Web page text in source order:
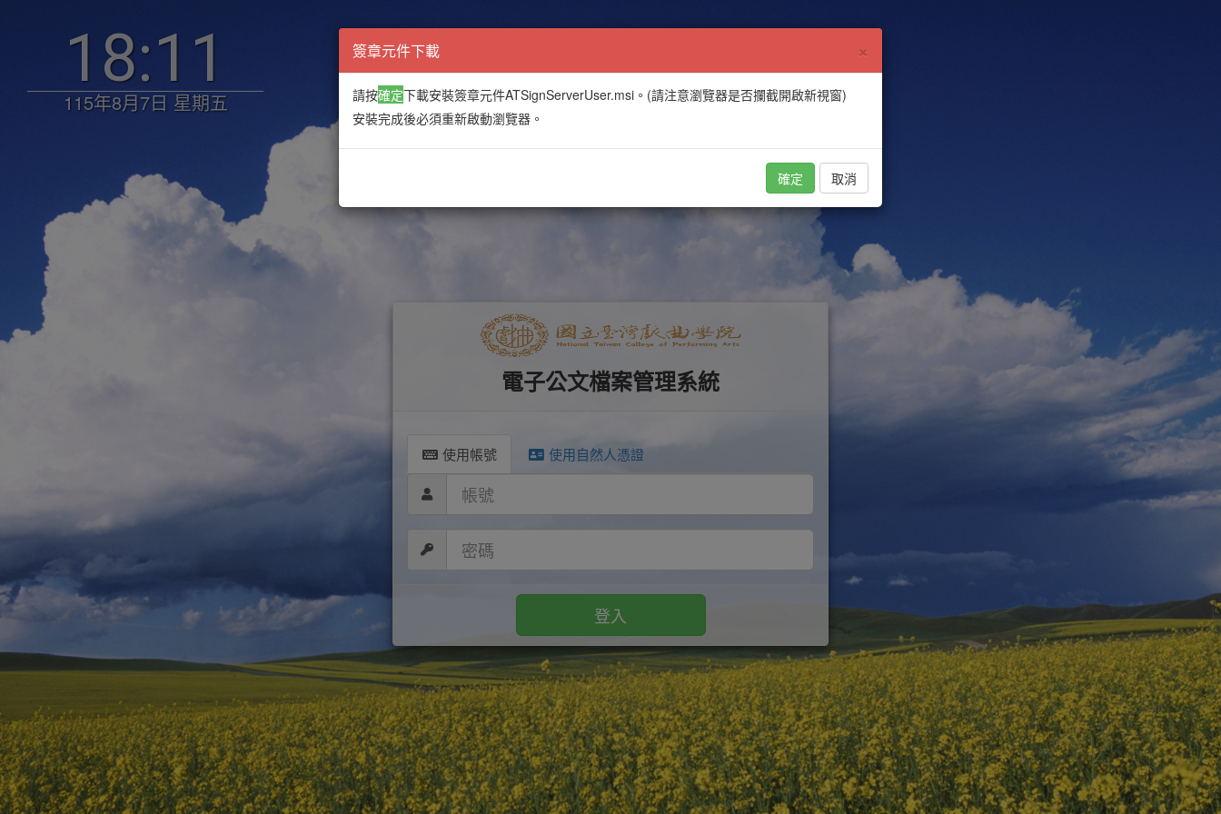
18:11
115年8月7日 星期五
電子公文檔案管理系統
使用帳號 使用自然人憑證
登入
×
簽章元件下載
請按確定下載安裝簽章元件ATSignServerUser.msi。(請注意瀏覽器是否攔截開啟新視窗)
安裝完成後必須重新啟動瀏覽器。
確定 取消